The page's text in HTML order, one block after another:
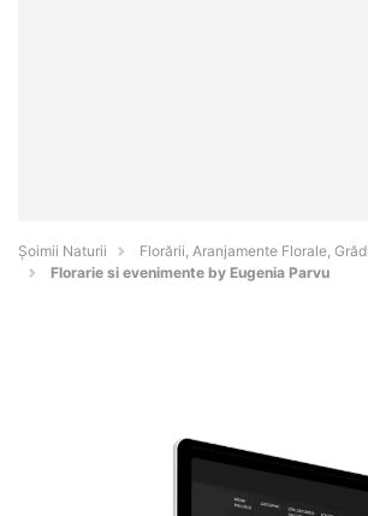
Şoimii Naturii
Florării, Aranjamente Florale,
Florarie si evenimente by Eugenia Parvu